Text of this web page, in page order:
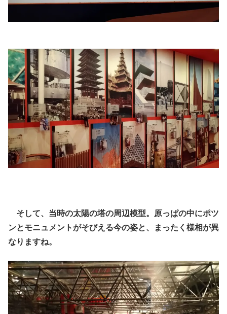
そして、当時の太陽の塔の周辺模型。原っぱの中にポツ
ンとモニュメントがそびえる今の姿と、まったく様相が異
なりますね。